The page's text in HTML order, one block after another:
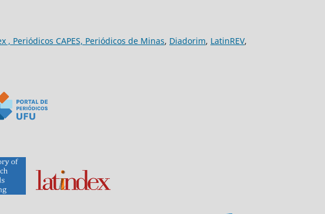
, Periódicos CAPES, Periódicos de Minas, Diadorim, LatinREV,